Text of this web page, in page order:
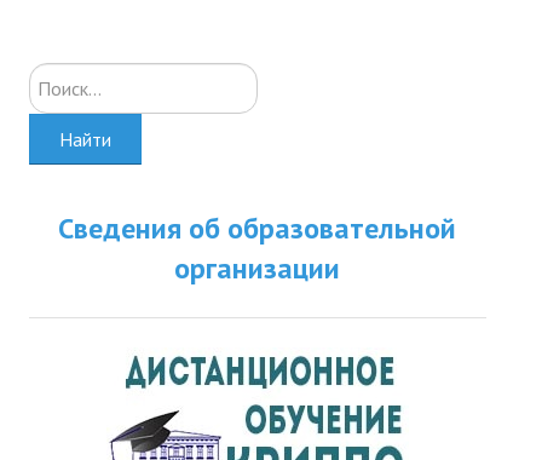
Искать...
Найти
Сведения об образовательной
организации